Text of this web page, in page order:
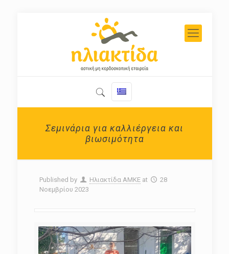
Σεμινάρια για καλλιέργεια και
βιωσιμότητα
Published by Ηλιακτίδα ΑΜΚΕ at
28
Νοεμβρίου 2023